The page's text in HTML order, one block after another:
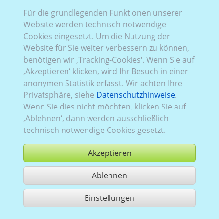
VW_789:Baureihe T6,2015–2019,1, Heckklappe
Verglasung Linksverblecht, Rechtsteilverglast
verglast
kaufen
1 Treffer teilen
Für die grundlegenden Funktionen unserer
Website werden technisch notwendige
Cookies eingesetzt. Um die Nutzung der
Website für Sie weiter verbessern zu können,
benötigen wir ‚Tracking-Cookies‘. Wenn Sie auf
‚Akzeptieren‘ klicken, wird Ihr Besuch in einer
anonymen Statistik erfasst. Wir achten Ihre
Privatsphäre, siehe Datenschutzhinweise.
Wenn Sie dies nicht möchten, klicken Sie auf
‚Ablehnen‘, dann werden ausschließlich
technisch notwendige Cookies gesetzt.
Akzeptieren
Ablehnen
Einstellungen